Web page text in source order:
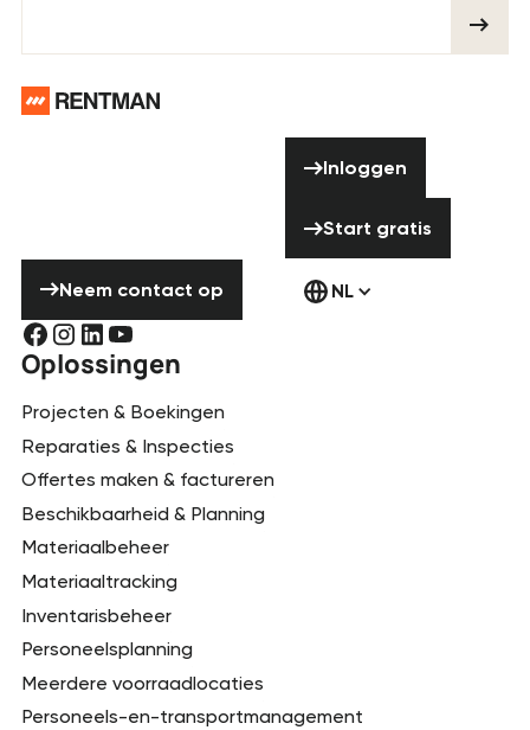
Neem contact op
Inloggen
Start gratis
NL
Oplossingen
Projecten & Boekingen
Reparaties & Inspecties
Offertes maken & factureren
Beschikbaarheid & Planning
Materiaalbeheer
Materiaaltracking
Inventarisbeheer
Personeelsplanning
Meerdere voorraadlocaties
Personeels-en-transportmanagement